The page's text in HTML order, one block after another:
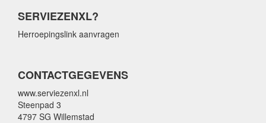
SERVIEZENXL?
Herroepingslink aanvragen
CONTACTGEGEVENS
www.serviezenxl.nl
Steenpad 3
4797 SG Willemstad